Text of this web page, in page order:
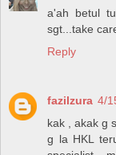
a'ah betul
sgt...take
Reply
fazilzura 4/
kak , akak g
g la HKL